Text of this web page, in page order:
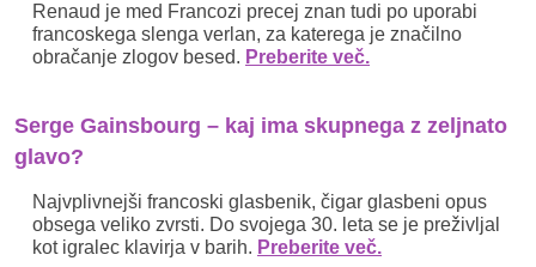
Renaud je med Francozi precej znan tudi po uporabi
francoskega slenga verlan, za katerega je značilno
obračanje zlogov besed. Preberite več.
Serge Gainsbourg – kaj ima skupnega z zeljnato
glavo?
Najvplivnejši francoski glasbenik, čigar glasbeni opus
obsega veliko zvrsti. Do svojega 30. leta se je preživljal
kot igralec klavirja v barih. Preberite več.